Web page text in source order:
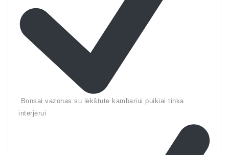
Bonsai vazonas su lėkštute kambariui puikiai tinka
interjerui